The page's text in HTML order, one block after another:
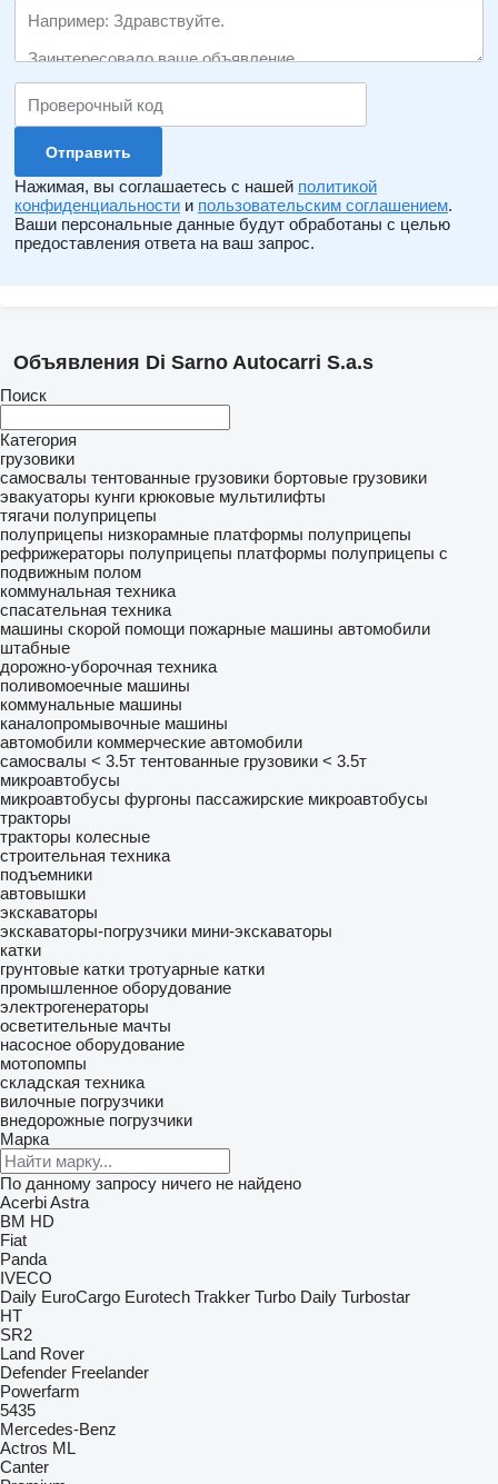
Нажимая, вы соглашаетесь с нашей политикой
конфиденциальности и пользовательским соглашением.
Ваши персональные данные будут обработаны с целью
предоставления ответа на ваш запрос.
Объявления Di Sarno Autocarri S.a.s
Поиск
Категория
грузовики
самосвалы тентованные грузовики бортовые грузовики
эвакуаторы кунги крюковые мультилифты
тягачи полуприцепы
полуприцепы низкорамные платформы полуприцепы
рефрижераторы полуприцепы платформы полуприцепы с
подвижным полом
коммунальная техника
спасательная техника
машины скорой помощи пожарные машины автомобили
штабные
дорожно-уборочная техника
поливомоечные машины
коммунальные машины
каналопромывочные машины
автомобили коммерческие автомобили
самосвалы < 3.5т тентованные грузовики < 3.5т
микроавтобусы
микроавтобусы фургоны пассажирские микроавтобусы
тракторы
тракторы колесные
строительная техника
подъемники
автовышки
экскаваторы
экскаваторы-погрузчики мини-экскаваторы
катки
грунтовые катки тротуарные катки
промышленное оборудование
электрогенераторы
осветительные мачты
насосное оборудование
мотопомпы
складская техника
вилочные погрузчики
внедорожные погрузчики
Марка
По данному запросу ничего не найдено
AcerbiAstra
BM HD
Fiat
Panda
IVECO
Daily EuroCargo Eurotech Trakker Turbo Daily Turbostar
HT
SR2
Land Rover
Defender Freelander
Powerfarm
5435
Mercedes-Benz
Actros ML
Canter